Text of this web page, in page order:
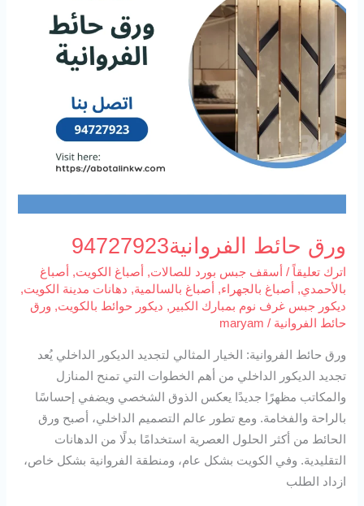
ورق حائط الفروانية94727923
اترك تعليقاً / أسقف جبس بورد للصالات, أصباغ الكويت,
أصباغ
بالأحمدي, أصباغ بالجهراء, أصباغ بالسالمية, دهانات مدينة الكويت,
ديكور جبس غرف نوم بمبارك الكبير , ديكور حوائط بالكويت, ورق
حائط الفروانية /
maryam
ورق حائط الفروانية: الخيار المثالي لتجديد الديكور الداخلي يُعد
تجديد الديكور الداخلي من أهم الخطوات التي تمنح المنازل
والمكاتب مظهرًا جديدًا يعكس الذوق الشخصي ويضفي إحساسًا
بالراحة والفخامة. ومع تطور عالم التصميم الداخلي، أصبح ورق
الحائط من أكثر الحلول العصرية استخدامًا بدلًا من الدهانات
التقليدية. وفي الكويت بشكل عام، ومنطقة الفروانية بشكل خاص،
ازداد الطلب